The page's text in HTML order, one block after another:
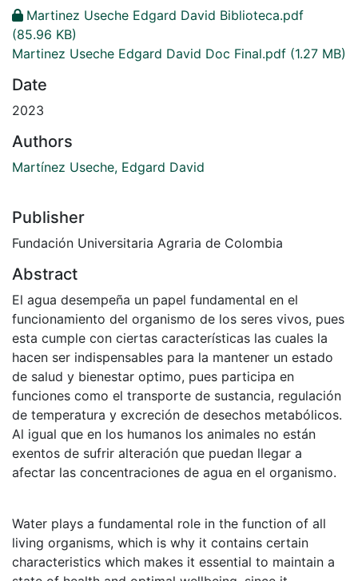
Martinez Useche Edgard David Biblioteca.pdf
(85.96 KB)
Martinez Useche Edgard David Doc Final.pdf (1.27 MB)
Date
2023
Authors
Martínez Useche, Edgard David
Publisher
Fundación Universitaria Agraria de Colombia
Abstract
El agua desempeña un papel fundamental en el
funcionamiento del organismo de los seres vivos, pues
esta cumple con ciertas características las cuales la
hacen ser indispensables para la mantener un estado
de salud y bienestar optimo, pues participa en
funciones como el transporte de sustancia, regulación
de temperatura y excreción de desechos metabólicos.
Al igual que en los humanos los animales no están
exentos de sufrir alteración que puedan llegar a
afectar las concentraciones de agua en el organismo.
Water plays a fundamental role in the function of all
living organisms, which is why it contains certain
characteristics which makes it essential to maintain a